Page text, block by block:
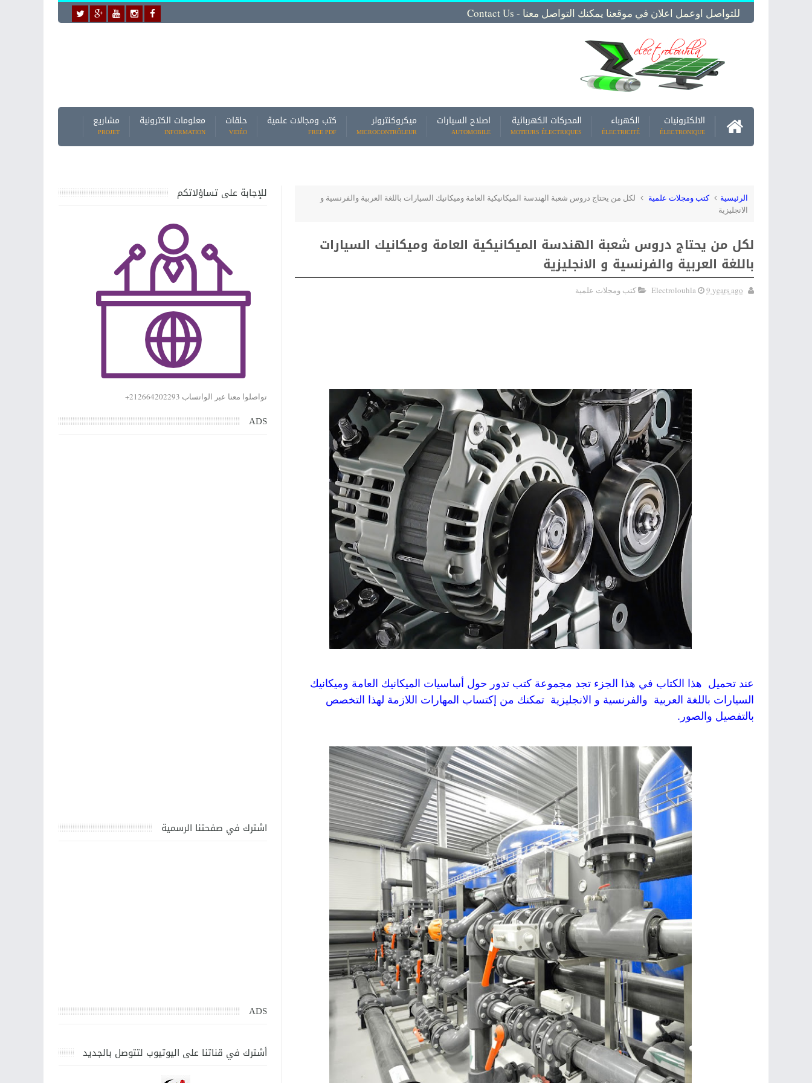
للتواصل اوعمل اعلان في موقعنا يمكنك التواصل معنا - Contact Us
الالكترونيات
ÉLECTRONIQUE
الكهرباء
ÉLECTRICITÉ
المحركات الكهربائية
MOTEURS ÉLECTRIQUES
اصلاح السيارات
AUTOMOBILE
ميكروكنترولر
MICROCONTRÔLEUR
كتب ومجالات علمية
FREE PDF
حلقات
VIDÉO
معلومات الكترونية
INFORMATION
مشاريع
PROJET
الرئيسية كتب ومجلات علمية
لكل من يحتاج دروس شعبة الهندسة الميكانيكية العامة وميكانيك السيارات باللغة العربية والفرنسية و
الانجليزية
لكل من يحتاج دروس شعبة الهندسة الميكانيكية العامة وميكانيك السيارات
باللغة العربية والفرنسية و الانجليزية
Electrolouhla 9 years ago كتب ومجلات علمية
عند تحميل هذا الكتاب في هذا الجزء تجد مجموعة كتب تدور حول أساسيات الميكانيك العامة وميكانيك
السيارات باللغة العربية والفرنسية و الانجليزية تمكنك من إكتساب المهارات اللازمة لهذا التخصص
بالتفصيل والصور.
للإجابة على تساؤلاتكم
تواصلوا معنا عبر الواتساب 212664202293+
ADS
اشترك في صفحتنا الرسمية
ADS
أشترك في قناتنا على اليوتيوب لتتوصل بالجديد